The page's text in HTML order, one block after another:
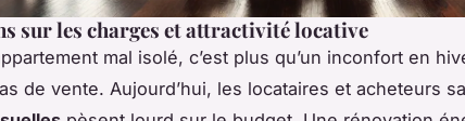
sur les charges et attractivité locative
mal isolé, c’est plus qu’un inconfort en
de vente. Aujourd’hui, les locataires et acheteurs